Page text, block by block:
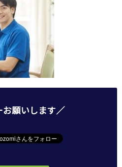
お願いします／